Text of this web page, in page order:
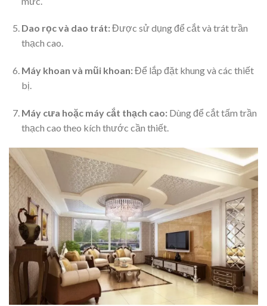
Dao rọc và dao trát:Được sử dụng để cắt và trát trần
thạch cao.
Máy khoan và mũi khoan:Để lắp đặt khung và các thiết
bị.
Máy cưa hoặc máy cắt thạch cao:Dùng để cắt tấm trần
thạch cao theo kích thước cần thiết.